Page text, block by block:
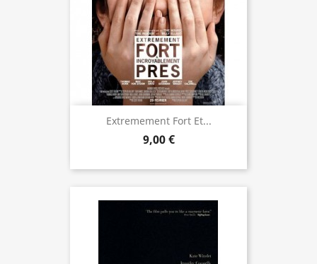
Extremement Fort Et...
9,00 €